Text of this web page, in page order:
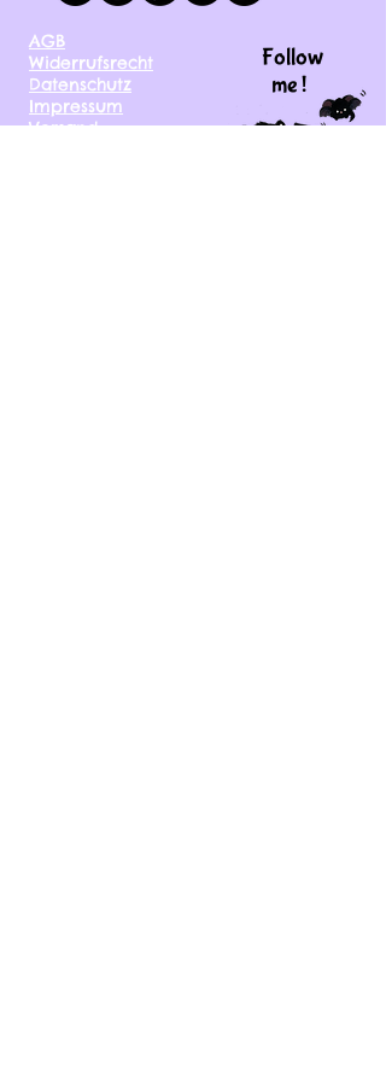
AGB
Widerrufsrecht
Datenschutz
Impressum
Versand
Follow
me !